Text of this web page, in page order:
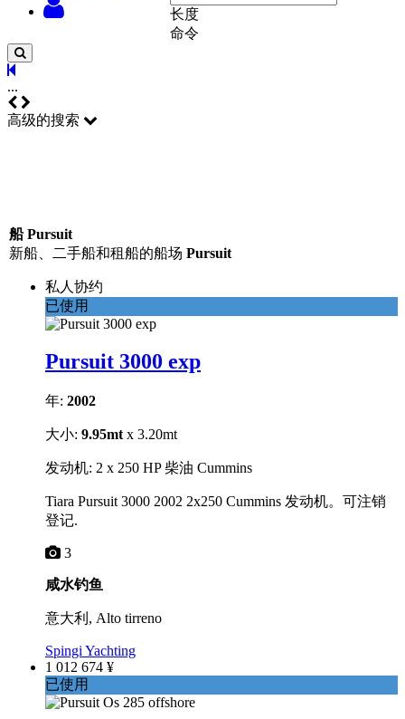
长度
命令
...
高级的搜索
船 Pursuit
新船、二手船和租船的船场 Pursuit
私人协约
已使用
Pursuit 3000 exp
年: 2002
大小: 9.95mt x 3.20mt
发动机: 2 x 250 HP 柴油 Cummins
Tiara Pursuit 3000 2002 2x250 Cummins 发动机。可注销
登记.
3
咸水钓鱼
意大利, Alto tirreno
Spingi Yachting
1 012 674 ¥
已使用